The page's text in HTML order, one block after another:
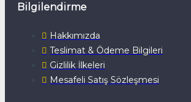
Bilgilendirme
Hakkımızda
Teslimat & Ödeme Bilgileri
Gizlilik İlkeleri
Mesafeli Satış Sözleşmesi